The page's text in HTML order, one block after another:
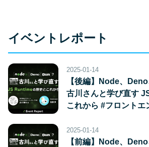
イベントレポート
2025-01-14
【後編】Node、
古川さんと学び直す
これから #フロントエ
2025-01-14
【前編】Node、